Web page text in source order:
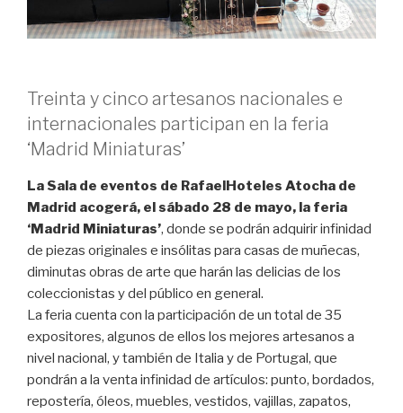
Treinta y cinco artesanos nacionales e
internacionales participan en la feria
‘Madrid Miniaturas’
La Sala de eventos de RafaelHoteles Atocha de
Madrid acogerá, el sábado 28 de mayo, la feria
‘Madrid Miniaturas’, donde se podrán adquirir infinidad
de piezas originales e insólitas para casas de muñecas,
diminutas obras de arte que harán las delicias de los
coleccionistas y del público en general.
La feria cuenta con la participación de un total de 35
expositores, algunos de ellos los mejores artesanos a
nivel nacional, y también de Italia y de Portugal, que
pondrán a la venta infinidad de artículos: punto, bordados,
repostería, óleos, muebles, vestidos, vajillas, zapatos,